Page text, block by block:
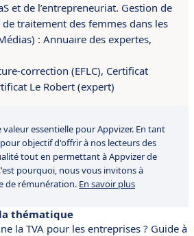
et de l’entrepreneuriat. Gestion de
traitement des femmes dans les
: Annuaire des expertes,
correction (EFLC), Certificat
Le Robert (expert)
essentielle pour Appvizer. En tant
objectif d'offrir à nos lecteurs des
tout en permettant à Appvizer de
pourquoi, nous vous invitons à
de rémunération. En savoir plus
thématique
la TVA pour les entreprises ? Guide à